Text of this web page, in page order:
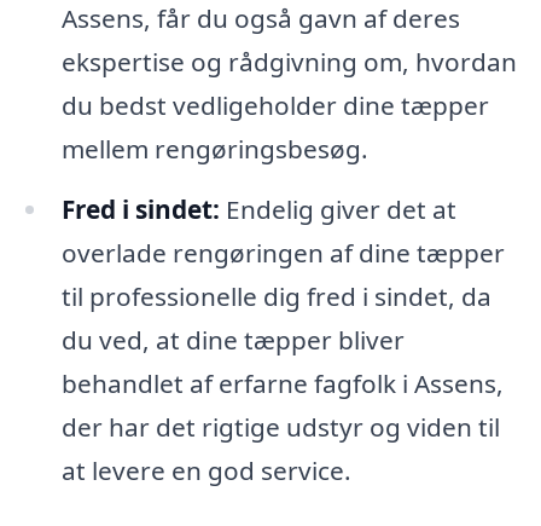
Assens, får du også gavn af deres
ekspertise og rådgivning om, hvordan
du bedst vedligeholder dine tæpper
mellem rengøringsbesøg.
Fred i sindet: Endelig giver det at
overlade rengøringen af dine tæpper
til professionelle dig fred i sindet, da
du ved, at dine tæpper bliver
behandlet af erfarne fagfolk i Assens,
der har det rigtige udstyr og viden til
at levere en god service.